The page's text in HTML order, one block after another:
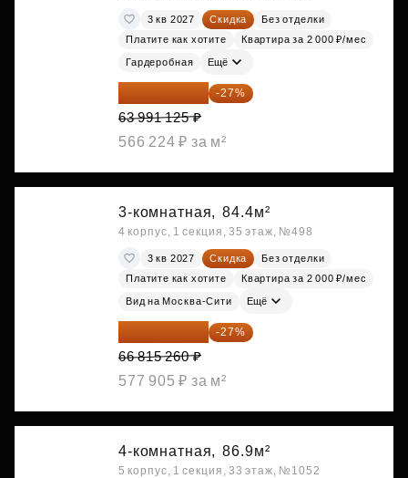
3 кв 2027 Скидка
Без отделки
Платите как хотите
Квартира за 2 000 ₽/мес
Гардеробная Ещё
46 713 521 ₽ -27%
63 991 125 ₽
566 224 ₽ за м²
3-комнатная, 84.4м²
4 корпус, 1 секция, 35 этаж, №498
3 кв 2027 Скидка
Без отделки
Платите как хотите
Квартира за 2 000 ₽/мес
Вид на Москва-Сити Ещё
48 775 140 ₽ -27%
66 815 260 ₽
577 905 ₽ за м²
4-комнатная, 86.9м²
5 корпус, 1 секция, 33 этаж, №1052